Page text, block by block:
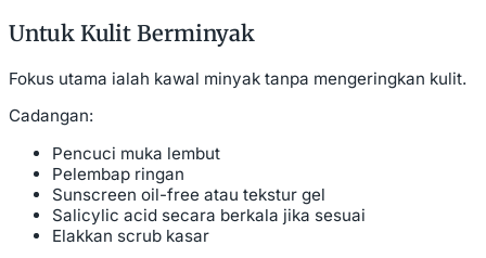
Untuk Kulit Berminyak
Fokus utama ialah kawal minyak tanpa mengeringkan kulit.
Cadangan:
Pencuci muka lembut
Pelembap ringan
Sunscreen oil-free atau tekstur gel
Salicylic acid secara berkala jika sesuai
Elakkan scrub kasar